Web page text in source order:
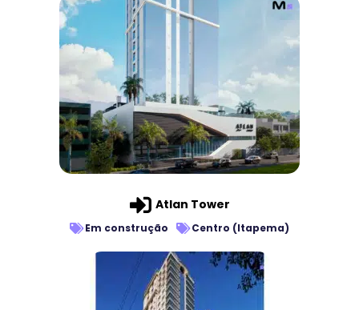
Atlan Tower
Em construção Centro (Itapema)